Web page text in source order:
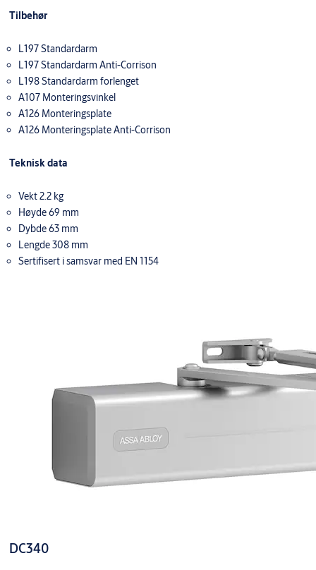
Tilbehør
L197 Standardarm
L197 Standardarm Anti-Corrison
L198 Standardarm forlenget
A107 Monteringsvinkel
A126 Monteringsplate
A126 Monteringsplate Anti-Corrison
Teknisk data
Vekt 2.2 kg
Høyde 69 mm
Dybde 63 mm
Lengde 308 mm
Sertifisert i samsvar med EN 1154
DC340